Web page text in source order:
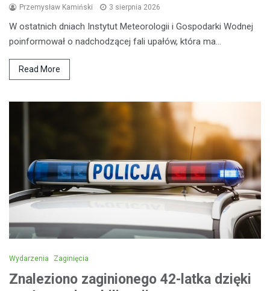
Przemysław Kamiński 3 sierpnia 2026
W ostatnich dniach Instytut Meteorologii i Gospodarki Wodnej
poinformował o nadchodzącej fali upałów, która ma…
Read More
Wydarzenia Zaginięcia
Znaleziono zaginionego 42-latka dzięki